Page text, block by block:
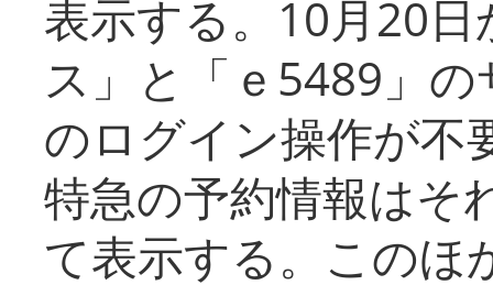
表示する。10月20
ス」と「ｅ5489」
のログイン操作が不
特急の予約情報はそ
て表示する。このほ